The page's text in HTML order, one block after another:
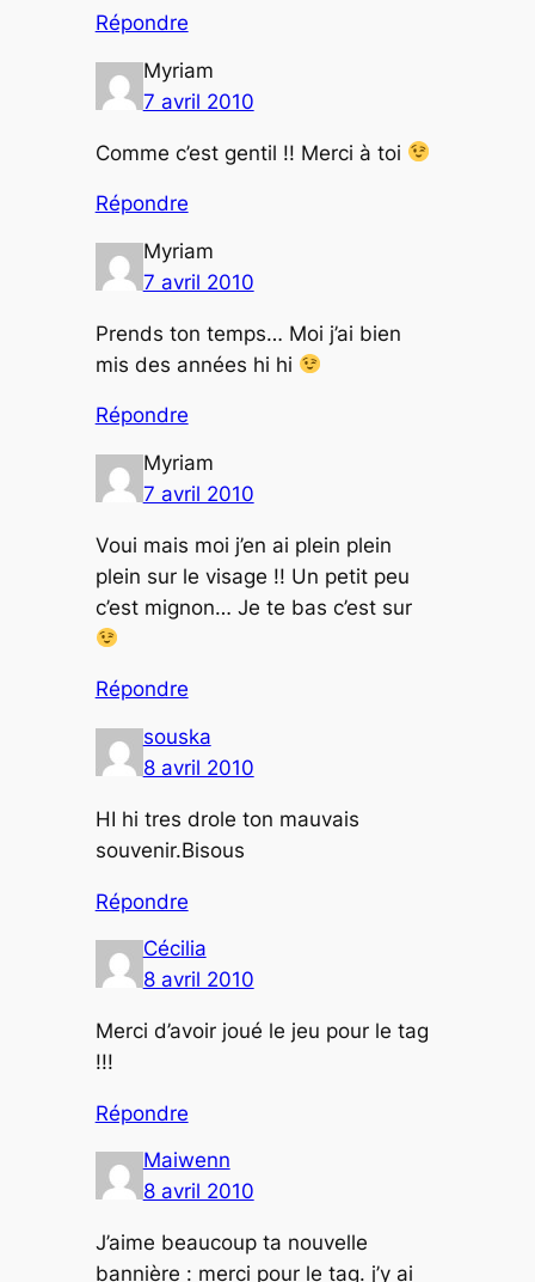
Répondre
Myriam
7 avril 2010
Comme c’est gentil !! Merci à toi
Répondre
Myriam
7 avril 2010
Prends ton temps… Moi j’ai bien
mis des années hi hi
Répondre
Myriam
7 avril 2010
Voui mais moi j’en ai plein plein
plein sur le visage !! Un petit peu
c’est mignon… Je te bas c’est sur
Répondre
souska
8 avril 2010
HI hi tres drole ton mauvais
souvenir.Bisous
Répondre
Cécilia
8 avril 2010
Merci d’avoir joué le jeu pour le tag
!!!
Répondre
Maiwenn
8 avril 2010
J’aime beaucoup ta nouvelle
bannière : merci pour le tag. j’y ai